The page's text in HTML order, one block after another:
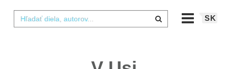
SK